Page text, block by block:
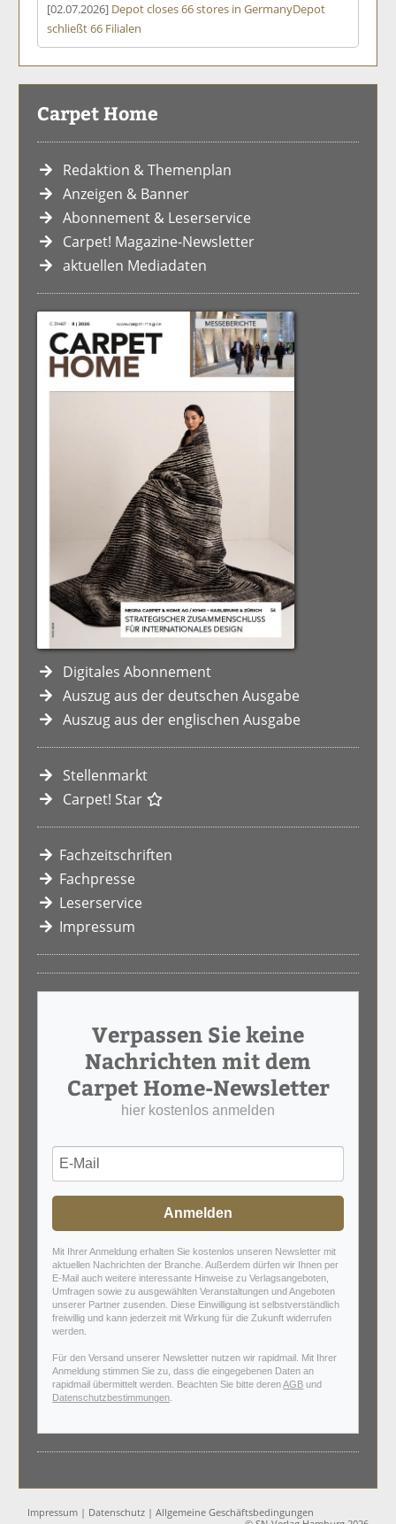
[02.07.2026] Depot closes 66 stores in GermanyDepot
schließt 66 Filialen
Carpet Home
Redaktion & Themenplan
Anzeigen & Banner
Abonnement & Leserservice
Carpet! Magazine-Newsletter
aktuellen Mediadaten
Digitales Abonnement
Auszug aus der deutschen Ausgabe
Auszug aus der englischen Ausgabe
Stellenmarkt
Carpet! Star
Fachzeitschriften
Fachpresse
Leserservice
Impressum
Verpassen Sie keine
Nachrichten mit dem
Carpet Home-Newsletter
hier kostenlos anmelden
Anmelden
Mit Ihrer Anmeldung erhalten Sie kostenlos unseren Newsletter mit
aktuellen Nachrichten der Branche. Außerdem dürfen wir Ihnen per
E-Mail auch weitere interessante Hinweise zu Verlagsangeboten,
Umfragen sowie zu ausgewählten Veranstaltungen und Angeboten
unserer Partner zusenden. Diese Einwilligung ist selbstverständlich
freiwillig und kann jederzeit mit Wirkung für die Zukunft widerrufen
werden.
Für den Versand unserer Newsletter nutzen wir rapidmail. Mit Ihrer
Anmeldung stimmen Sie zu, dass die eingegebenen Daten an
rapidmail übermittelt werden. Beachten Sie bitte derenAGB und
Datenschutzbestimmungen
Impressum | Datenschutz |Allgemeine Geschäftsbedingungen